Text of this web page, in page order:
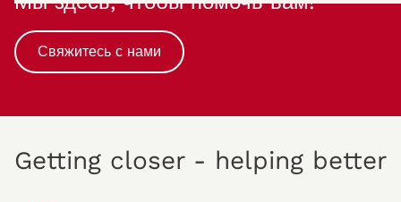
Свяжитесь с нами
Getting closer - helping better